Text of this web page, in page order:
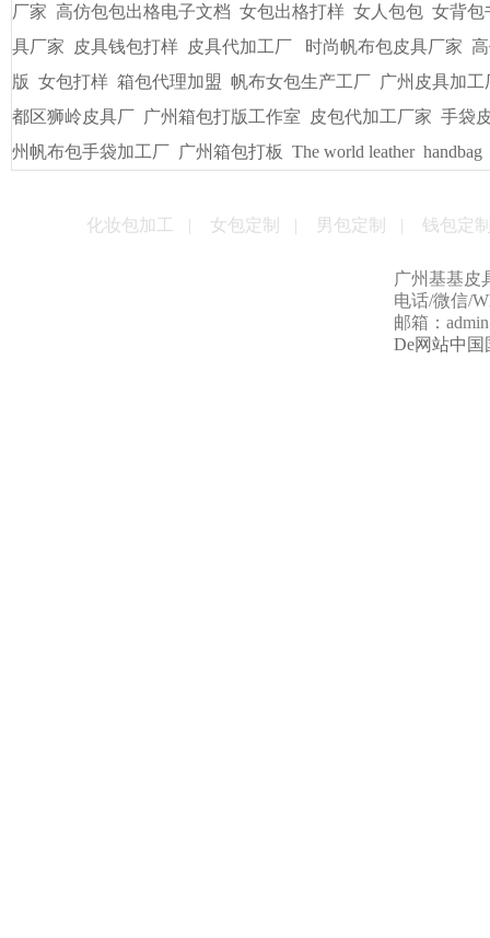
厂家 高仿包包出格电子文档 女包出格打样 女人包包 女背包
具厂家
皮具钱包打样 皮具代加工厂 时尚帆布包皮具厂家
版 女包打样 箱包代理加盟 帆布女包生产工厂 广州皮具加工
都区狮岭皮具厂 广州箱包打版工作室 皮包代加工厂家 手袋
州帆布包手袋加工厂 广州箱包打板 The world leather handbag
化妆包加工 | 女包定制 | 男包定制 | 钱包定
广州基基皮
电话/微信/
邮箱：
De网站中国